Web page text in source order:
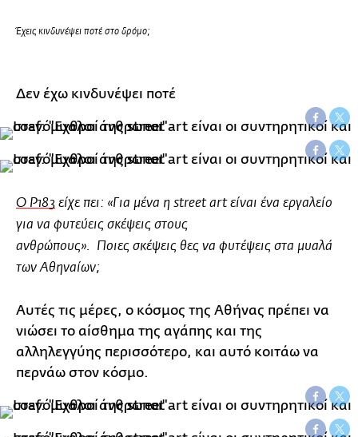
Έχεις κινδυνέψει ποτέ στο δρόμο;
Δεν έχω κινδυνέψει ποτέ
O P183 είχε πει: «Για μένα η street art είναι ένα εργαλείο
για να φυτεύεις σκέψεις στους
ανθρώπους». Ποιες σκέψεις θες να φυτέψεις στα μυαλά
των Αθηναίων;
Αυτές τις μέρες, ο κόσμος της Αθήνας πρέπει να
νιώσει το αίσθημα της αγάπης και της
αλληλεγγύης περισσότερο, και αυτό κοιτάω να
περνάω στον κόσμο.